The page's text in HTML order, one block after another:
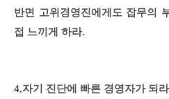
반면 고위경영진에게도 잡무의
접 느끼게 하라.
4,자기 진단에 빠른 경영자가 되라